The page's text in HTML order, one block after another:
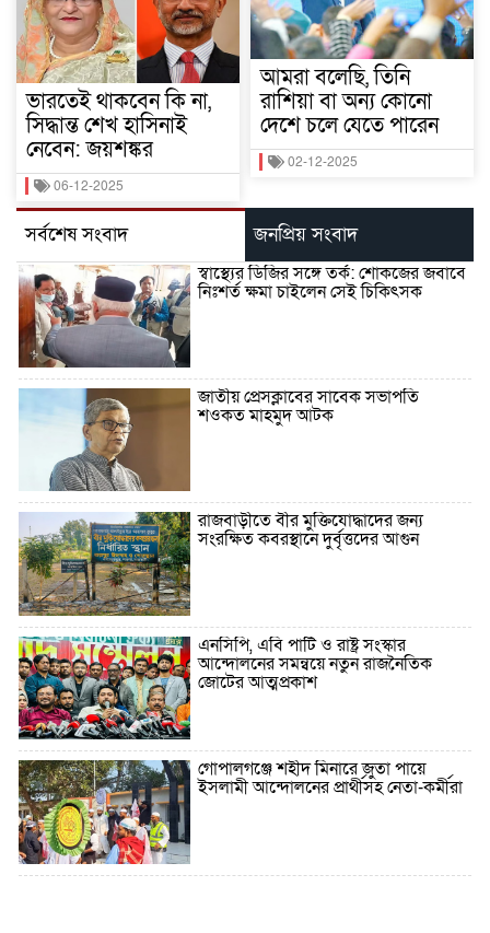
ভারতেই থাকবেন কি না,
সিদ্ধান্ত শেখ হাসিনাই
নেবেন: জয়শঙ্কর
06-12-2025
আমরা বলেছি, তিনি
রাশিয়া বা অন্য কোনো
দেশে চলে যেতে পারেন
02-12-2025
সর্বশেষ সংবাদ জনপ্রিয় সংবাদ
স্বাস্থ্যের ডিজির সঙ্গে তর্ক: শোকজের জবাবে
নিঃশর্ত ক্ষমা চাইলেন সেই চিকিৎসক
জাতীয় প্রেসক্লাবের সাবেক সভাপতি
শওকত মাহমুদ আটক
রাজবাড়ীতে বীর মুক্তিযোদ্ধাদের জন্য
সংরক্ষিত কবরস্থানে দুর্বৃত্তদের আগুন
এনসিপি, এবি পার্টি ও রাষ্ট্র সংস্কার
আন্দোলনের সমন্বয়ে নতুন রাজনৈতিক
জোটের আত্মপ্রকাশ
গোপালগঞ্জে শহীদ মিনারে জুতা পায়ে
ইসলামী আন্দোলনের প্রার্থীসহ নেতা-কর্মীরা